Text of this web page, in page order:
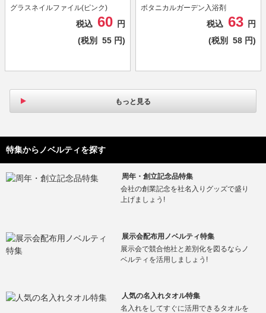
グラスネイルファイル(ピンク)
税込 60
円
(税別
55 円)
ボタニカルガーデン入浴剤
税込 63
円
(税別
58 円)
もっと見る
特集からノベルティを探す
周年・創立記念品特集
会社の創業記念を社名入りグッズで盛り
上げましょう!
展示会配布用ノベルティ特集
展示会で競合他社と差別化を図るならノ
ベルティを活用しましょう!
人気の名入れタオル特集
名入れをしてすぐに活用できるタオルを